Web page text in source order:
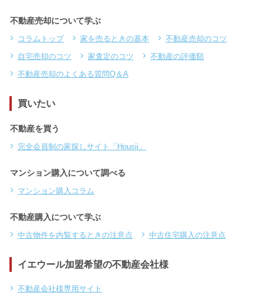
不動産売却について学ぶ
コラムトップ 家を売るときの基本
不動産売却のコツ
自宅売却のコツ
家査定のコツ
不動産の評価額
不動産売却のよくある質問Q＆A
買いたい
不動産を買う
完全会員制の家探しサイト「Housii」
マンション購入について調べる
マンション購入コラム
不動産購入について学ぶ
中古物件を内覧するときの注意点 中古住宅購入の注意点
イエウール加盟希望の不動産会社様
不動産会社様専用サイト